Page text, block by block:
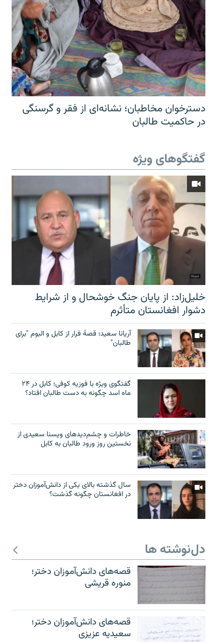
دسترخوان مخاطبان؛ نشانه‌ای از فقر و گرسنگی
در حاکمیت طالبان
گفتگوهای ویژه
خلیل‌زاد: از پایان جنگ خوشحال و از شرایط
دشوار افغانستان متأثرم
آریانا سعید؛ قصۀ فرار از کابل و البوم "برای
طالبان"
گفتگوی ویژه با فوزیه کوفی؛ کابل در ۲۴
ماه اسد چگونه به دست طالبان افتاد؟
خاطرات و چشم‌دید‌های ویسنا سعیدی از
نخستین روز ورود طالبان به کابل
سال گذشته بالای یکی از دانش‌آموزان دختر
در افغانستان چگونه گذشت؟
دل‌نوشته ها
قصه‌های دانش‌آموزان دختر؛
منوره قریشی
قصه‌های دانش‌آموزان دختر؛
سعیدیه عزیزی